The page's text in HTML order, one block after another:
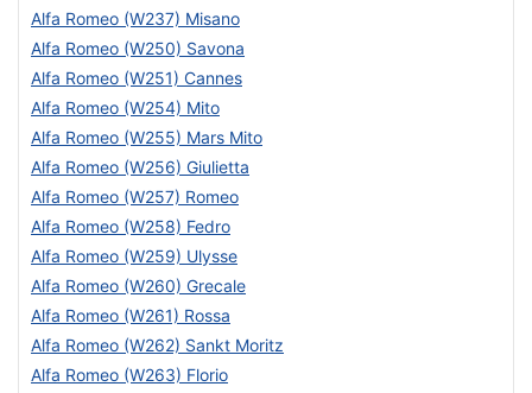
Alfa Romeo (W237) Misano
Alfa Romeo (W250) Savona
Alfa Romeo (W251) Cannes
Alfa Romeo (W254) Mito
Alfa Romeo (W255) Mars Mito
Alfa Romeo (W256) Giulietta
Alfa Romeo (W257) Romeo
Alfa Romeo (W258) Fedro
Alfa Romeo (W259) Ulysse
Alfa Romeo (W260) Grecale
Alfa Romeo (W261) Rossa
Alfa Romeo (W262) Sankt Moritz
Alfa Romeo (W263) Florio